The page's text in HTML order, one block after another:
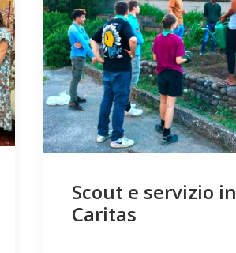
Scout e servizio in
Caritas